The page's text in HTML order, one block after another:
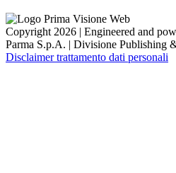
Copyright 2026 | Engineered and
Parma S.p.A. | Divisione Publishing
Disclaimer trattamento dati personali